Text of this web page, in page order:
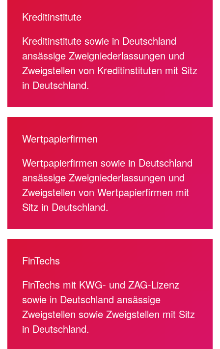
Kreditinstitute
Kreditinstitute sowie in Deutschland
ansässige Zweigniederlassungen und
Zweigstellen von Kreditinstituten mit Sitz
in Deutschland.
Wertpapierfirmen
Wertpapierfirmen sowie in Deutschland
ansässige Zweigniederlassungen und
Zweigstellen von Wertpapierfirmen mit
Sitz in Deutschland.
FinTechs
FinTechs mit KWG- und ZAG-Lizenz
sowie in Deutschland ansässige
Zweigstellen sowie Zweigstellen mit Sitz
in Deutschland.